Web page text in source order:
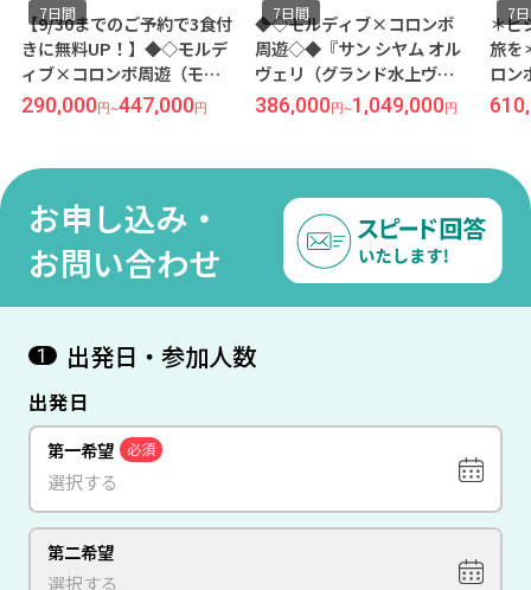
【9/30までのご予約で3食付
きに無料UP！】◆◇モルデ
ィブ×コロンボ周遊（モル
ディブ午前着プラン）
◇◆『バンドス モルディブ
ントルーム／夕・朝食付
ダラマ』に滞在 成田発着 ス
リランカ航空利用 モルディ
ブ7日間
7日間
290,000 円~447,000 円
◆◇モルディブ×コロンボ
周遊◇◆『サン シヤム オル
ヴェリ（グランド水上ヴィ
ラ／オールインクルーシ
ブ）』＆『シギリヤヴィレ
リヤ』に滞在 成田発着 スリ
ランカ航空利用 モルディブ7
日間
7日間
386,000 円~1,049,000 円
＊ビ
旅
ロ
ム
上
ィレ
シギ
ス
7
お申し込み・
お問い合わせ
1 出発日・参加人数
出発日
第一希望 必須
第二希望